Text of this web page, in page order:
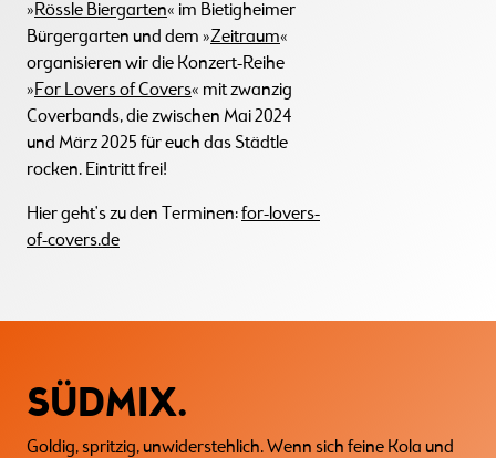
»Rössle Biergarten« im Bietigheimer
Bürgergarten und dem »Zeitraum«
organisieren wir die Konzert-Reihe
»For Lovers of Covers« mit zwanzig
Coverbands, die zwischen Mai 2024
und März 2025 für euch das Städtle
rocken. Eintritt frei!
Hier geht's zu den Terminen:for-lovers-
of-covers.de
SÜDMIX.
Goldig, spritzig, unwiderstehlich. Wenn sich feine Kola und